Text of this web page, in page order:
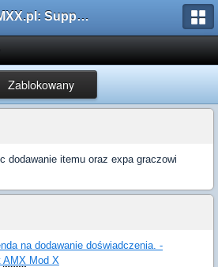
AMXX.pl: Support AMX Mod X i SourceMod
Zablokowany
dodawanie itemu oraz expa graczowi
na dodawanie doświadczenia. -
AMX Mod X